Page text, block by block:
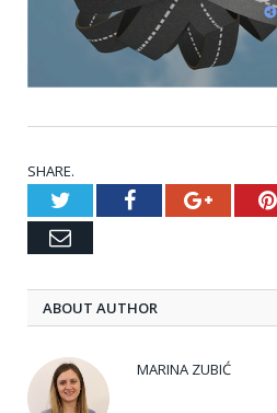
SHARE.
TwitterFacebookGoogle+
Email
ABOUT AUTHOR
MARINA ZUBIĆ